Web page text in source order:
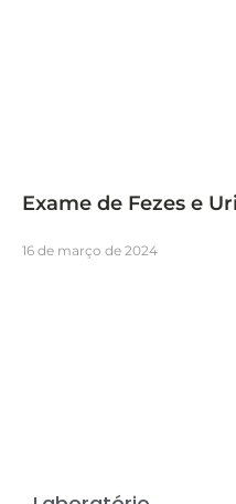
Exame de Fezes e
16 de março de 2024